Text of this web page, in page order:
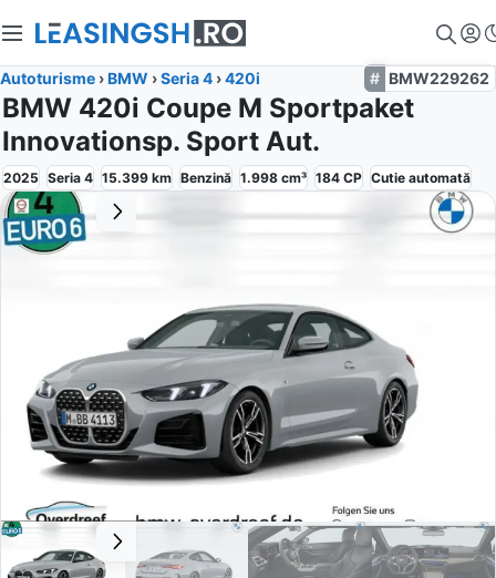
Autoturisme ›BMW ›Seria 4 ›420i BMW229262
BMW 420i Coupe M Sportpaket
Innovationsp. Sport Aut.
2025 Seria 4 15.399 km Benzină 1.998 cm³ 184 CP Cutie automată